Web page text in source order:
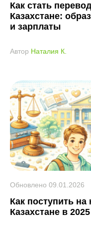
Как стать
Казахстане:
и зарплаты
Автор Наталия К.
Обновлено 09.01.2026
Как поступить на
Казахстане в